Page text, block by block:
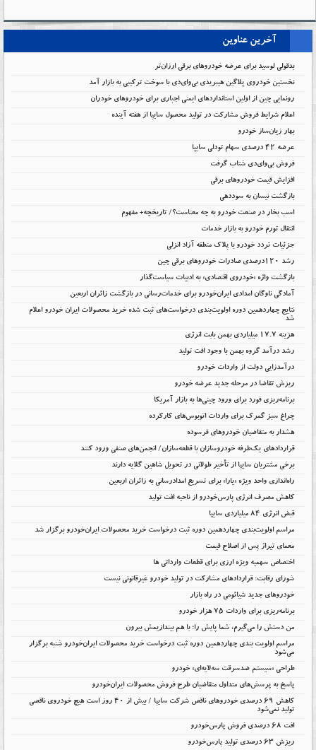
آخرین عناوین
بدقولی لوسید برای عرضه خودروهای برقی ارزان‌تر
نخستین خودروی پلاگین هیبریدی بی‌وای‌دی با سوخت ترکیبی به بازار آمد
رونمایی چین از اولین استانداردهای ایمنی اجباری برای خودروهای خودران
اعلام شرایط فروش مشارکت در تولید محصول سایپا از هفته آینده
بهار زیان‌ساز خودرو
عرضه ۴۲ درصدی سهام تودلی سایپا
فروش بی‌وای‌دی شتاب گرفت
افزایش قیمت خودروهای برقی
بازگشت نیسان به سوددهی
اسب بخار در صنعت خودرو به چه معناست؟/ تاریخچه+ مفهوم
انتقال تورم خودرو به بازار خدمات
جزئیات تردد خودرو با پلاک منطقه آزاد انزلی
رشد ۱۲۰درصدی صادرات خودروهای برقی چین
بازگشت واژه «خودروی اقتصادی» به ادبیات سیاست‌گذار
آمادگی ناوگان امدادی ایران‌خودرو برای خدمات‌رسانی در بازگشت زائران اربعین
نتایج چهاردهمین دوره اولویت‌بندی درخواست‌های ثبت شده خرید محصولات ایران خودرو اعلام
شد
هزینه ۱۷.۷ میلیاردی بهمن بابت انرژی
رشد درآمد گروه بهمن با وجود افت تولید
درآمدزایی دولت از واردات خودرو
ریزش تقاضا در مرحله جدید عرضه خودرو
برنامه‌ریزی فورد برای ورود چینی‌ها به بازار آمریکا
چراغ سبز گمرک برای واردات اتوبوس‌های کارکرده
هشدار به متقاضیان خودروهای فرسوده
قراردادهای یک‌طرفه خودروسازان با قطعه‌سازان/ انجمن‌های صنفی ورود کنند
برخی مشتریان سایپا از تأخیر طولانی در تحویل شاهین گلایه دارند
راه‌اندازی واحد ویژه «یارا» برای تسریع امدادرسانی به زائران اربعین
کاهش مصرف انرژی پارس‌خودرو از ناحیه افت تولید
قبض انرژی ۸۴ میلیاردی سایپا
مراسم اولویت‌بندی چهاردهمین دوره ثبت درخواست خرید محصولات ایران‌خودرو برگزار شد
معمای تیراژ پس از اصلاح قیمت
اختصاص سهمیه ویژه ارزی برای قطعات وارداتی ها
شورای رقابت: قراردادهای مشارکت در تولید خودرو غیرقانونی نیست
خودروهای جدید شیائومی در راه بازار
برنامه‌ریزی برای واردات ۷۵ هزار خودرو
من دستش را می‌گیرم، شما پایش را؛ با هم بیندازیمش بیرون
مراسم اولویت بندی چهاردهمین دوره ثبت درخواست خرید محصولات ایران‌خودرو شنبه برگزار
می‌شود
طراحی «سیستم ضدسرقت سه‌لایه‌ای» خودرو
پاسخ به پرسش‌های متداول متقاضیان طرح فروش محصولات ایران‌خودرو
کاهش ۶۹ درصدی خودروهای ناقص شرکت سایپا / بیش از ۴۰ روز است هیچ خودروی ناقصی
تولید نمی‌شود
افت 68 درصدی فروش پارس‌خودرو
ریزش 63 درصدی تولید پارس‌خودرو